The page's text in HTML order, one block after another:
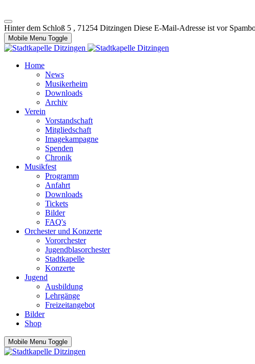
Hinter dem Schloß 5 , 71254 Ditzingen Diese E-Mail-Adresse ist vor
Mobile Menu Toggle
Home
News
Musikerheim
Downloads
Archiv
Verein
Vorstandschaft
Mitgliedschaft
Imagekampagne
Spenden
Chronik
Musikfest
Programm
Anfahrt
Downloads
Tickets
Bilder
FAQ's
Orchester und Konzerte
Vororchester
Jugendblasorchester
Stadtkapelle
Konzerte
Jugend
Ausbildung
Lehrgänge
Freizeitangebot
Bilder
Shop
Mobile Menu Toggle